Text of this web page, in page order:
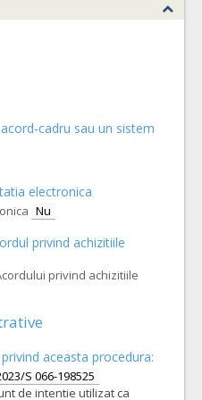
cadru sau un sistem
electronica
Nu
privind achizitiile
privind achizitiile
aceasta procedura:
S 066-198525
de intentie utilizat ca